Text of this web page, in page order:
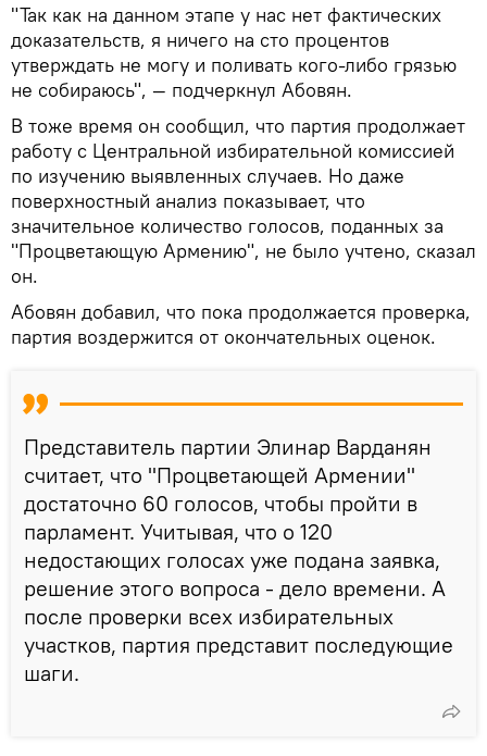
"Так как на данном этапе у нас нет фактических
доказательств, я ничего на сто процентов
утверждать не могу и поливать кого-либо грязью
не собираюсь", — подчеркнул Абовян.
В тоже время он сообщил, что партия продолжает
работу с Центральной избирательной комиссией
по изучению выявленных случаев. Но даже
поверхностный анализ показывает, что
значительное количество голосов, поданных за
"Процветающую Армению", не было учтено, сказал
он.
Абовян добавил, что пока продолжается проверка,
партия воздержится от окончательных оценок.
Представитель партии Элинар Варданян
считает, что "Процветающей Армении"
достаточно 60 голосов, чтобы пройти в
парламент. Учитывая, что о 120
недостающих голосах уже подана заявка,
решение этого вопроса - дело времени. А
после проверки всех избирательных
участков, партия представит последующие
шаги.